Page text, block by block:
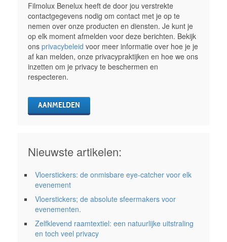
Filmolux Benelux heeft de door jou verstrekte
contactgegevens nodig om contact met je op te
nemen over onze producten en diensten. Je kunt je
op elk moment afmelden voor deze berichten. Bekijk
ons privacybeleid voor meer informatie over hoe je je
af kan melden, onze privacypraktijken en hoe we ons
inzetten om je privacy te beschermen en
respecteren.
Nieuwste artikelen:
Vloerstickers: de onmisbare eye-catcher voor elk
evenement
Vloerstickers; de absolute sfeermakers voor
evenementen.
Zelfklevend raamtextiel: een natuurlijke uitstraling
en toch veel privacy